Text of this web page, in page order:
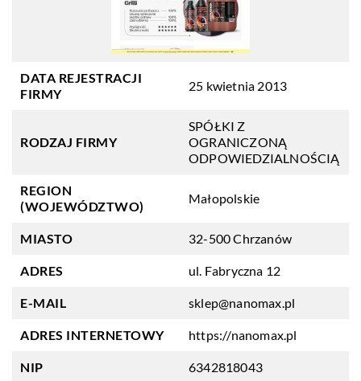
DATA REJESTRACJI
FIRMY
25 kwietnia 2013
RODZAJ FIRMY
SPÓŁKI Z
OGRANICZONĄ
ODPOWIEDZIALNOŚCIĄ
REGION
(WOJEWÓDZTWO)
Małopolskie
MIASTO 32-500 Chrzanów
ADRES ul. Fabryczna 12
E-MAIL sklep@nanomax.pl
ADRES INTERNETOWY https://nanomax.pl
NIP 6342818043